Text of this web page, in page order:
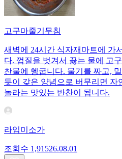
고구마줄기무침
새벽에 24시간 식자재마트에 가
다. 껍질을 벗겨서 끓는 물에 고
찬물에 헹굽니다. 물기를 짜고,
듯이 갖은 양념으로 버무리면 자
놀라는 맛있는 반찬이 됩니다.
라임미소가
조회수 1,91526.08.01